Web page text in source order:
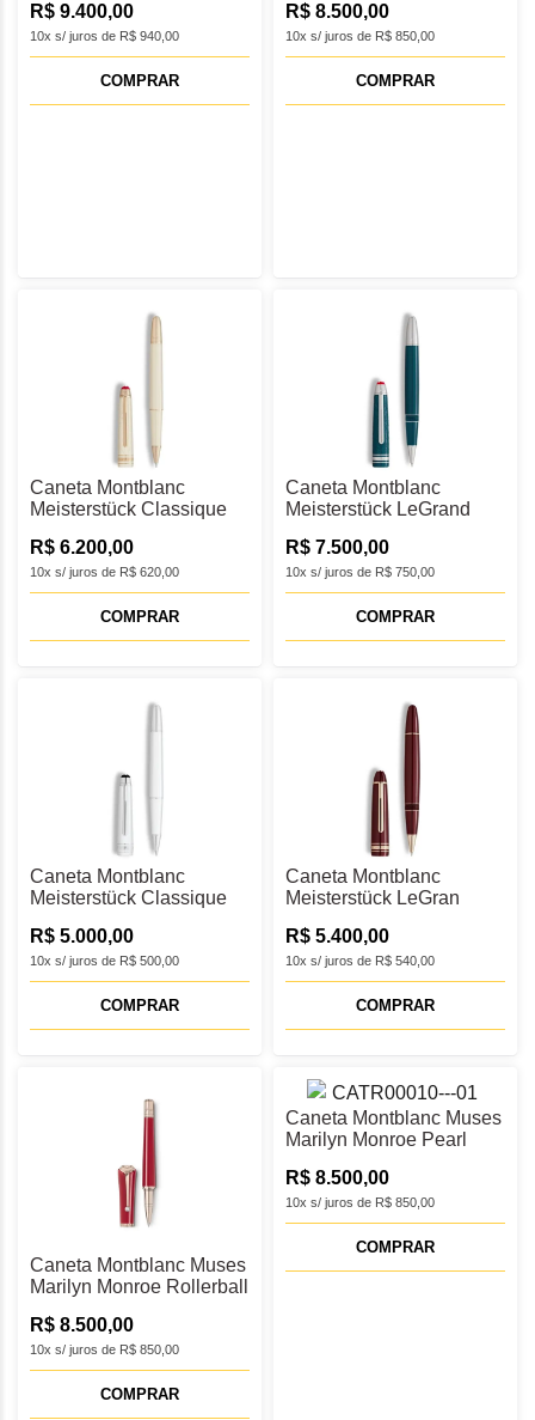
MB131438
10x s/ juros de R$ 940,00
R$ 9.400,00
COMPRAR
10x s/ juros de R$ 850,00
R$ 8.500,00
COMPRAR
Caneta Montblanc
Meisterstück Classique
MB132919
10x s/ juros de R$ 620,00
R$ 6.200,00
COMPRAR
Caneta Montblanc
Meisterstück LeGrand
- MB132915
10x s/ juros de R$ 750,00
R$ 7.500,00
COMPRAR
Caneta Montblanc
Meisterstück Classique
MB137121
10x s/ juros de R$ 500,00
R$ 5.000,00
COMPRAR
Caneta Montblanc
Meisterstück LeGran
10x s/ juros de R$ 540,00
R$ 5.400,00
COMPRAR
Caneta Montblanc Muses
Marilyn Monroe Rollerball
10x s/ juros de R$ 850,00
R$ 8.500,00
COMPRAR
Caneta Montblanc Muses
Marilyn Monroe Pearl
10x s/ juros de R$ 850,00
R$ 8.500,00
COMPRAR